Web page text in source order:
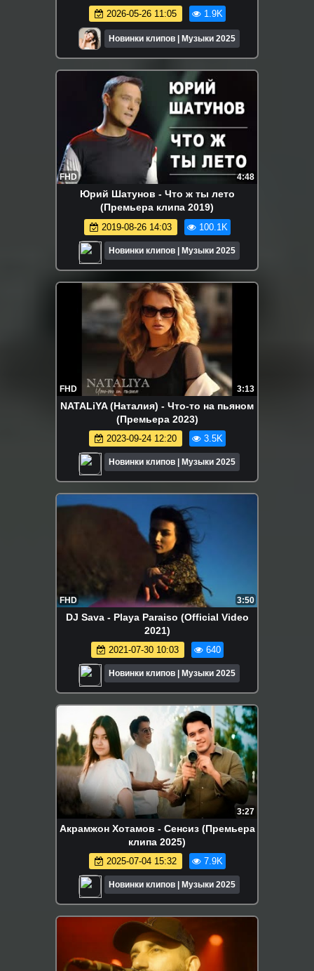
2026-05-26 11:05 1.9K
Новинки клипов | Музыки 2025
FHD 4:48
Юрий Шатунов - Что ж ты лето
(Премьера клипа 2019)
2019-08-26 14:03 100.1K
Новинки клипов | Музыки 2025
FHD 3:13
NATALiYA (Наталия) - Что-то на пьяном
(Премьера 2023)
2023-09-24 12:20 3.5K
Новинки клипов | Музыки 2025
FHD 3:50
DJ Sava - Playa Paraiso (Official Video
2021)
2021-07-30 10:03 640
Новинки клипов | Музыки 2025
3:27
Акрамжон Хотамов - Сенсиз (Премьера
клипа 2025)
2025-07-04 15:32 7.9K
Новинки клипов | Музыки 2025